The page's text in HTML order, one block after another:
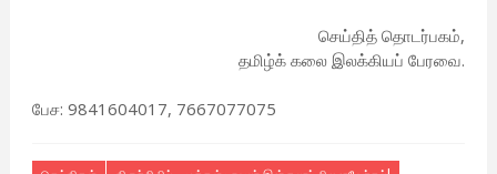
செய்தித் தொடர்பகம்,
தமிழ்க் கலை இலக்கியப் பேரவை.
பேச: 9841604017, 7667077075